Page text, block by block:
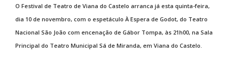
O Festival de Teatro de Viana do Castelo arranca já esta quinta-feira,
dia 10 de novembro, com o espetáculo À Espera de Godot, do Teatro
Nacional São João com encenação de Gábor Tompa, às 21h00, na Sala
Principal do Teatro Municipal Sá de Miranda, em Viana do Castelo.